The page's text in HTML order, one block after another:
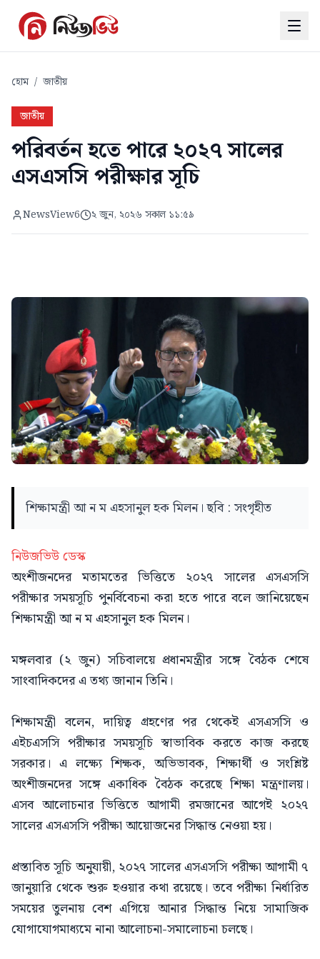
হোম / জাতীয়
জাতীয়
পরিবর্তন হতে পারে ২০২৭ সালের
এসএসসি পরীক্ষার সূচি
NewsView6 ২ জুন, ২০২৬ সকাল ১১:৫৯
শিক্ষামন্ত্রী আ ন ম এহসানুল হক মিলন। ছবি : সংগৃহীত
নিউজভিউ ডেস্ক
অংশীজনদের মতামতের ভিত্তিতে ২০২৭ সালের এসএসসি
পরীক্ষার সময়সূচি পুনর্বিবেচনা করা হতে পারে বলে জানিয়েছেন
শিক্ষামন্ত্রী আ ন ম এহসানুল হক মিলন।
মঙ্গলবার (২ জুন) সচিবালয়ে প্রধানমন্ত্রীর সঙ্গে বৈঠক শেষে
সাংবাদিকদের এ তথ্য জানান তিনি।
শিক্ষামন্ত্রী বলেন, দায়িত্ব গ্রহণের পর থেকেই এসএসসি ও
এইচএসসি পরীক্ষার সময়সূচি স্বাভাবিক করতে কাজ করছে
সরকার। এ লক্ষ্যে শিক্ষক, অভিভাবক, শিক্ষার্থী ও সংশ্লিষ্ট
অংশীজনদের সঙ্গে একাধিক বৈঠক করেছে শিক্ষা মন্ত্রণালয়।
এসব আলোচনার ভিত্তিতে আগামী রমজানের আগেই ২০২৭
সালের এসএসসি পরীক্ষা আয়োজনের সিদ্ধান্ত নেওয়া হয়।
প্রস্তাবিত সূচি অনুযায়ী, ২০২৭ সালের এসএসসি পরীক্ষা আগামী ৭
জানুয়ারি থেকে শুরু হওয়ার কথা রয়েছে। তবে পরীক্ষা নির্ধারিত
সময়ের তুলনায় বেশ এগিয়ে আনার সিদ্ধান্ত নিয়ে সামাজিক
যোগাযোগমাধ্যমে নানা আলোচনা-সমালোচনা চলছে।